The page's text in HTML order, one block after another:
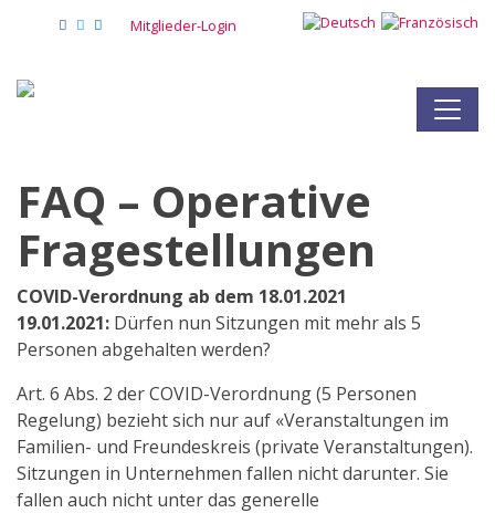
Mitglieder-Login
FAQ – Operative
Fragestellungen
COVID-Verordnung ab dem 18.01.2021
19.01.2021: Dürfen nun Sitzungen mit mehr als 5
Personen abgehalten werden?
Art. 6 Abs. 2 der COVID-Verordnung (5 Personen
Regelung) bezieht sich nur auf «Veranstaltungen im
Familien- und Freundeskreis (private Veranstaltungen).
Sitzungen in Unternehmen fallen nicht darunter. Sie
fallen auch nicht unter das generelle